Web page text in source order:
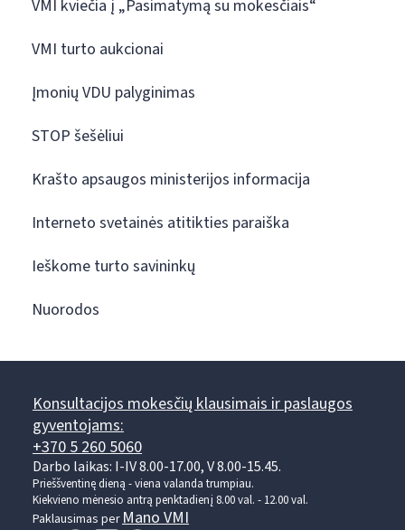
VMI kviečia į „Pasimatymą su mokesčiais“
VMI turto aukcionai
Įmonių VDU palyginimas
STOP šešėliui
Krašto apsaugos ministerijos informacija
Interneto svetainės atitikties paraiška
Ieškome turto savininkų
Nuorodos
Konsultacijos mokesčių klausimais ir paslaugos
gyventojams:
+370 5 260 5060
Darbo laikas: I-IV 8.00-17.00, V 8.00-15.45.
Prieššventinę dieną - viena valanda trumpiau.
Kiekvieno mėnesio antrą penktadienį 8.00 val. - 12.00 val.
Paklausimas perMano VMI